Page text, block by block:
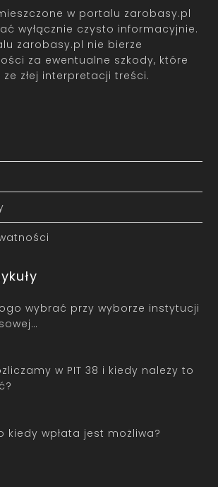
w portalu zarobasy.pl
wyłącznie czysto informacyjnie.
zarobasy.pl nie bierze
za ewentualne szkody, które
złej interpretacji treści.
wybrać przy wyborze instytucji
w PIT 38 i kiedy należy to
kiedy wpłata jest możliwa?